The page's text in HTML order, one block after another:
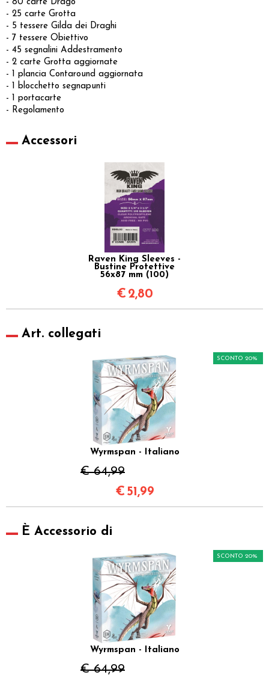
- 80 carte Drago
- 25 carte Grotta
- 5 tessere Gilda dei Draghi
- 7 tessere Obiettivo
- 45 segnalini Addestramento
- 2 carte Grotta aggiornate
- 1 plancia Contaround aggiornata
- 1 blocchetto segnapunti
- 1 portacarte
- Regolamento
Accessori
Raven King Sleeves -
Bustine Protettive
56x87 mm (100)
€ 2,80
Art. collegati
Wyrmspan - Italiano
€ 64,99
SCONTO 20%
€ 51,99
È Accessorio di
Wyrmspan - Italiano
€ 64,99
SCONTO 20%